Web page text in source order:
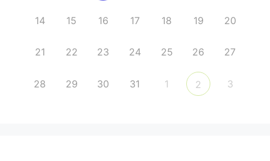
14 15 16 17 18 19 20
21 22 23 24 25 26 27
28 29 30 31 1 2 3